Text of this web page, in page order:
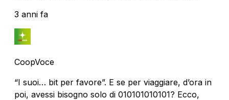
3 anni fa
CoopVoce
“I suoi… bit per favore”. E se per viaggiare, d’ora in
poi, avessi bisogno solo di 010101010101? Ecco,